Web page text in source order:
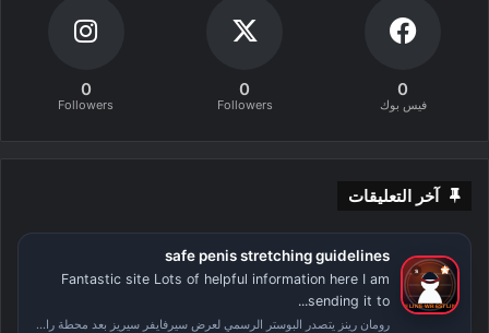
0
فيس بوك
0
Followers
0
Followers
آخر التعليقات
safe penis stretching guidelines
Fantastic site Lots of helpful information here I am
sending it to...
رومان رينز يتصدر البوستر الرسمي لعرض سيرفايفر سيريز بعد محطة راسلمينيا